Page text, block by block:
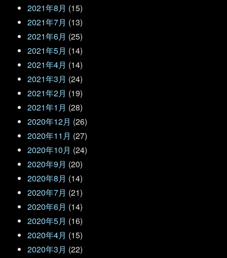
2021年8月 (15)
2021年7月 (13)
2021年6月 (25)
2021年5月 (14)
2021年4月 (14)
2021年3月 (24)
2021年2月 (19)
2021年1月 (28)
2020年12月 (26)
2020年11月 (27)
2020年10月 (24)
2020年9月 (20)
2020年8月 (14)
2020年7月 (21)
2020年6月 (14)
2020年5月 (16)
2020年4月 (15)
2020年3月 (22)